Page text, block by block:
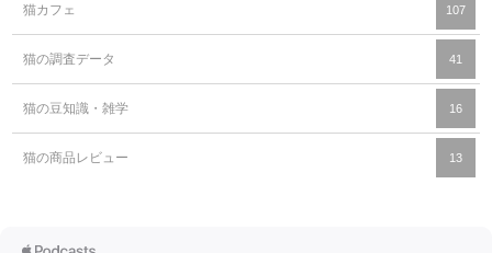
猫カフェ 107
猫の調査データ 41
猫の豆知識・雑学 16
猫の商品レビュー 13